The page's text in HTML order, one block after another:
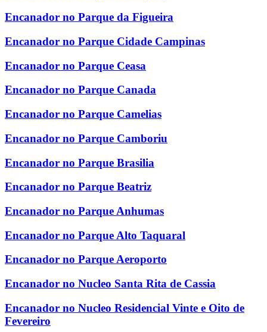
Encanador no Parque da Figueira
Encanador no Parque Cidade Campinas
Encanador no Parque Ceasa
Encanador no Parque Canada
Encanador no Parque Camelias
Encanador no Parque Camboriu
Encanador no Parque Brasilia
Encanador no Parque Beatriz
Encanador no Parque Anhumas
Encanador no Parque Alto Taquaral
Encanador no Parque Aeroporto
Encanador no Nucleo Santa Rita de Cassia
Encanador no Nucleo Residencial Vinte e Oito de
Fevereiro